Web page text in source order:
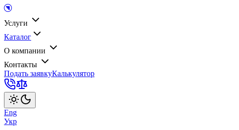
Услуги
Каталог
О компании
Контакты
Подать заявкуКалькулятор
Eng
Укр